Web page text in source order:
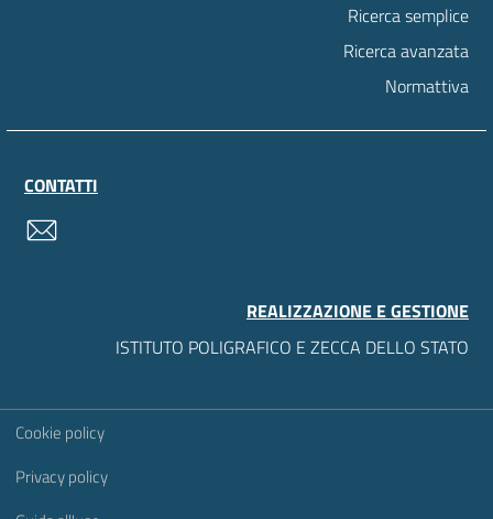
Ricerca semplice
Ricerca avanzata
Normattiva
CONTATTI
REALIZZAZIONE E GESTIONE
ISTITUTO POLIGRAFICO E ZECCA DELLO STATO
Sezione Link Utili
Cookie policy
Privacy policy